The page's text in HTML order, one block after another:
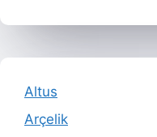
Altus
Arçelik